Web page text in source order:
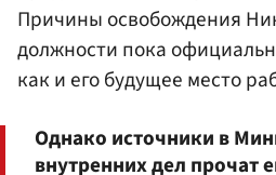
Причины освобождения
должности пока
как и его будущее место
Однако источники в
внутренних дел прочат